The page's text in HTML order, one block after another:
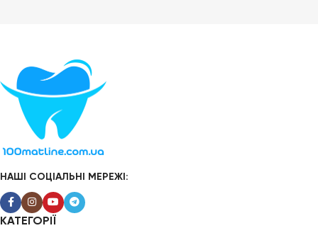
НАШІ СОЦІАЛЬНІ МЕРЕЖІ:
КАТЕГОРІЇ